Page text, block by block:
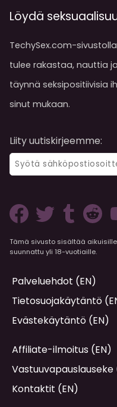
Löydä
TechySex.com-
tulee rakastaa, nauttia
täynnä seksipositiivisia
sinut mukaan.
Liity uutiskirjeemme:
Tämä sivusto sisältää
suunnattu yli 18-vuotiaille.
Palveluehdot (EN)
Tietosuojakäytäntö
Evästekäytäntö (EN)
Affiliate-ilmoitus (EN)
Vastuuvapauslauseke
Kontaktit (EN)